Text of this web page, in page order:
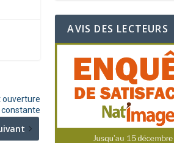
ouverture
constante
AVIS DES LECTEURS